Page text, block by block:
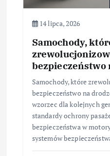
14 lipca, 2026
Samochody,
bezpieczeństwo
Samochody, które
bezpieczeństwo na
wzorzec dla kolejnych
standardy ochrony
bezpieczeństwa w
systemów